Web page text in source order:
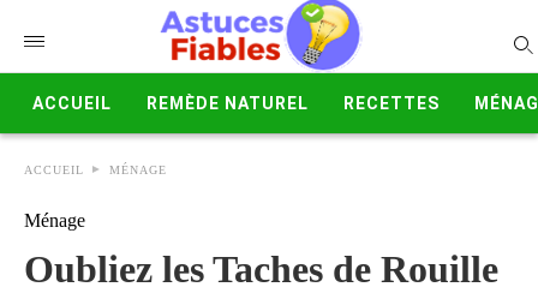
ACCUEIL REMÈDE NATUREL RECETTES
ACCUEIL MÉNAGE
Ménage
Oubliez les Taches de Rouille